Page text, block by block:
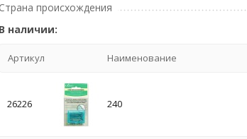
Страна происхождения
В наличии:
Артикул Наименование
26226 240